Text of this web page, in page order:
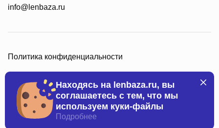
info@lenbaza.ru
Политика конфиденциальности
Все права защищены, 2026
Находясь на lenbaza.ru, вы
соглашаетесь с тем, что мы
используем куки-файлы
Подробнее